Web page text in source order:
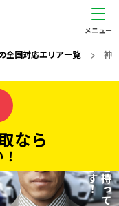
全国対応エリア一覧> 神
私たちが責任を持って
査定いたします！
なら